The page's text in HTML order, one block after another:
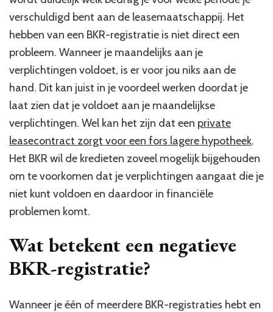
verschuldigd bent aan de leasemaatschappij. Het
hebben van een BKR-registratie is niet direct een
probleem. Wanneer je maandelijks aan je
verplichtingen voldoet, is er voor jou niks aan de
hand. Dit kan juist in je voordeel werken doordat je
laat zien dat je voldoet aan je maandelijkse
verplichtingen. Wel kan het zijn dat een private
leasecontract zorgt voor een fors lagere hypotheek.
Het BKR wil de kredieten zoveel mogelijk bijgehouden
om te voorkomen dat je verplichtingen aangaat die je
niet kunt voldoen en daardoor in financiële
problemen komt.
Wat betekent een negatieve
BKR-registratie?
Wanneer je één of meerdere BKR-registraties hebt en